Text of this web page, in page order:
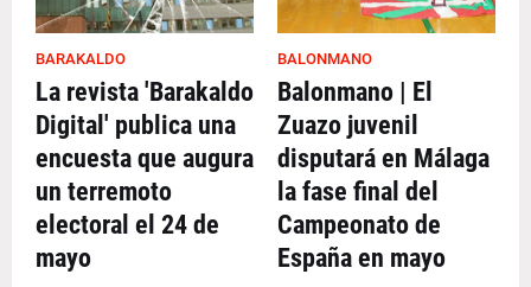
BARAKALDO
La revista 'Barakaldo
Digital' publica una
encuesta que augura
un terremoto
electoral el 24 de
mayo
BALONMANO
Balonmano | El
Zuazo juvenil
disputará en Málaga
la fase final del
Campeonato de
España en mayo